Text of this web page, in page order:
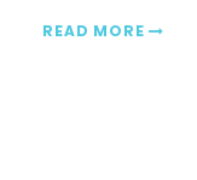
READ MORE